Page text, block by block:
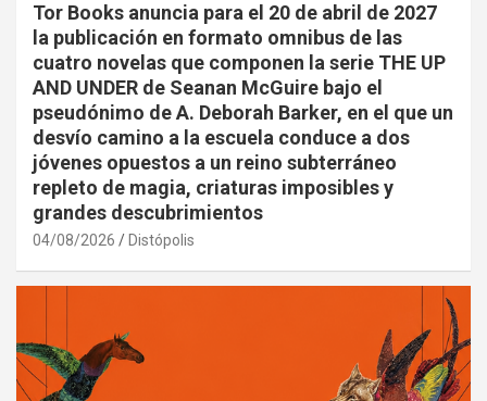
Tor Books anuncia para el 20 de abril de 2027
la publicación en formato omnibus de las
cuatro novelas que componen la serie THE UP
AND UNDER de Seanan McGuire bajo el
pseudónimo de A. Deborah Barker, en el que un
desvío camino a la escuela conduce a dos
jóvenes opuestos a un reino subterráneo
repleto de magia, criaturas imposibles y
grandes descubrimientos
04/08/2026 Distópolis